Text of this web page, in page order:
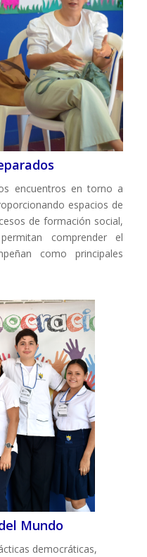
encuentros en torno a
espacios de
de formación social,
comprender el
como principales
Mundo
democráticas,